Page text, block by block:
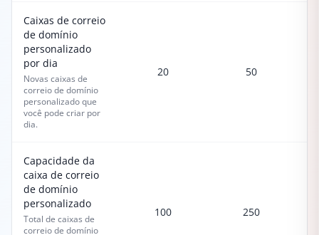
Caixas de correio
de domínio
personalizado
por dia
Novas caixas de
correio de domínio
personalizado que
você pode criar por
dia.
20 50
Capacidade da
caixa de correio
de domínio
personalizado
Total de caixas de
correio de domínio
100 250